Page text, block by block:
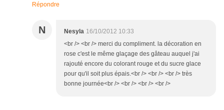
Répondre
N Nesyla 16/10/2012 10:33
<br /> <br /> merci du compliment. la décoration en
rose c'est le même glaçage des gâteau auquel j'ai
rajouté encore du colorant rouge et du sucre glace
pour qu'il soit plus épais.<br /> <br /> <br /> très
bonne journée<br /> <br /> <br /> <br />